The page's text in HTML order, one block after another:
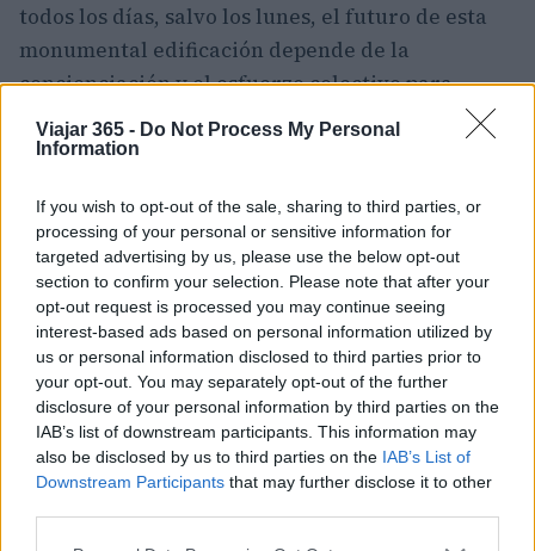
Viajar 365 - Do Not Process My Personal
Information
If you wish to opt-out of the sale, sharing to third parties, or
processing of your personal or sensitive information for
targeted advertising by us, please use the below opt-out
section to confirm your selection. Please note that after your
opt-out request is processed you may continue seeing
interest-based ads based on personal information utilized by
us or personal information disclosed to third parties prior to
your opt-out. You may separately opt-out of the further
disclosure of your personal information by third parties on the
IAB’s list of downstream participants. This information may
also be disclosed by us to third parties on the IAB’s List of
Downstream Participants that may further disclose it to other
todos los días, salvo los lunes, el futuro de esta
monumental edificación depende de la
concienciación y el esfuerzo colectivo para
preservar lo que queda de su esplendor. ¿Te
animas a ser parte de su historia?
«`
AUTOR
Staff